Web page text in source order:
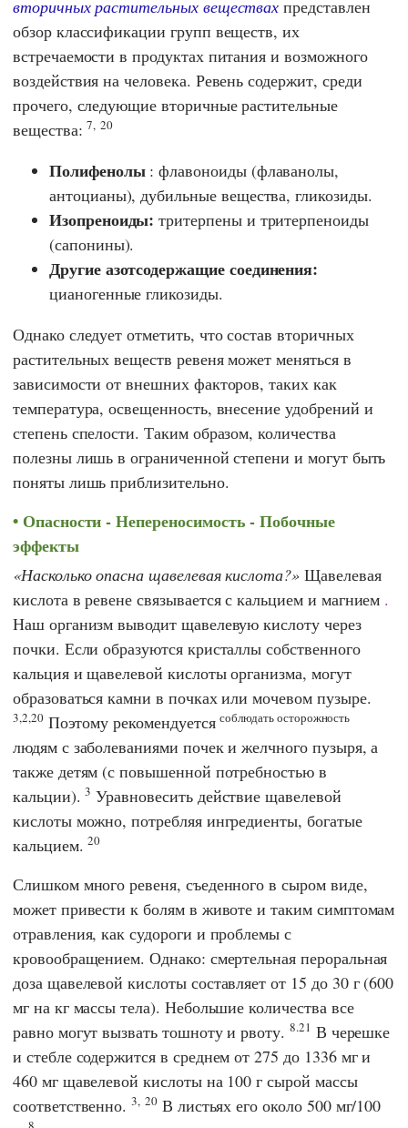
вторичных растительных веществах представлен
обзор классификации групп веществ, их
встречаемости в продуктах питания и возможного
воздействия на человека. Ревень содержит, среди
прочего, следующие вторичные растительные
вещества:7, 20
Полифенолы: флавоноиды (флаванолы,
антоцианы), дубильные вещества, гликозиды.
Изопреноиды: тритерпены и тритерпеноиды
(сапонины).
Другие азотсодержащие соединения:
цианогенные гликозиды.
Однако следует отметить, что состав вторичных
растительных веществ ревеня может меняться в
зависимости от внешних факторов, таких как
температура, освещенность, внесение удобрений и
степень спелости. Таким образом, количества
полезны лишь в ограниченной степени и могут быть
поняты лишь приблизительно.
Опасности - Непереносимость - Побочные
эффекты
Насколько опасна щавелевая кислота? Щавелевая
кислота в ревене связывается с кальцием и магнием .
Наш организм выводит щавелевую кислоту через
почки. Если образуются кристаллы собственного
кальция и щавелевой кислоты организма, могут
образоваться камни в почках или мочевом пузыре.
3,2,20Поэтому рекомендуетсясоблюдать осторожность
людям с заболеваниями почек и желчного пузыря, а
также детям (с повышенной потребностью в
кальции).3 Уравновесить действие щавелевой
кислоты можно, потребляя ингредиенты, богатые
кальцием.20
Слишком много ревеня, съеденного в сыром виде,
может привести к болям в животе и таким симптомам
отравления, как судороги и проблемы с
кровообращением. Однако: смертельная пероральная
доза щавелевой кислоты составляет от 15 до 30 г (600
мг на кг массы тела). Небольшие количества все
равно могут вызвать тошноту и рвоту.8.21 В черешке
и стебле содержится в среднем от 275 до 1336 мг и
460 мг щавелевой кислоты на 100 г сырой массы
соответственно.3, 20В листьях его около 500 мг/100